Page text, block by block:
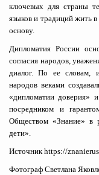
ключевых для страны
языков и традиций жить
основу.
Дипломатия России
согласия народов,
диалог. По ее словам,
народов веками
«дипломатии доверия»
посредником и
Обществом «Знание» в
дети».
Источникhttps://
Фотограф Светлана